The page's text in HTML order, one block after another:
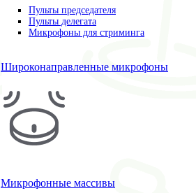
Пульты председателя
Пульты делегата
Микрофоны для стриминга
Широконаправленные микрофоны
Микрофонные массивы